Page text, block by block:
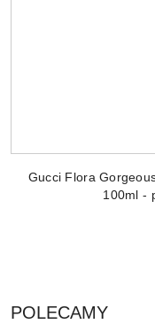
Gucci Flora
100ml -
Pomiń karuzelę
PRODUKTY
POLECAMY